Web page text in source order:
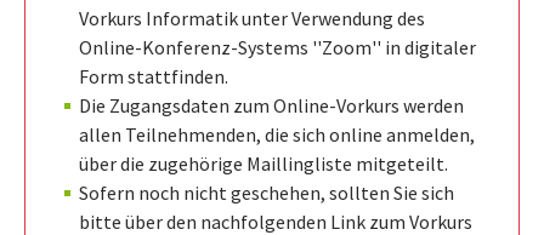
Vorkurs Informatik unter Verwendung des
Online-Konferenz-Systems ''Zoom'' in digitaler
Form stattfinden.
Die Zugangsdaten zum Online-Vorkurs werden
allen Teilnehmenden, die sich online anmelden,
über die zugehörige Maillingliste mitgeteilt.
Sofern noch nicht geschehen, sollten Sie sich
bitte über den nachfolgenden Link zum Vorkurs